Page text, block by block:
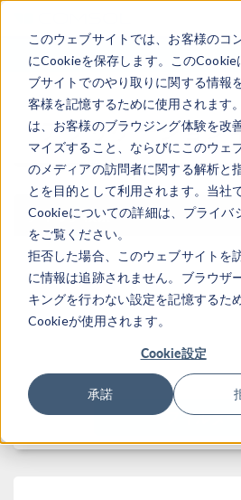
このウェブサイトでは、お客様のコ
にCookieを保存します。このCookie
ブサイトでのやり取りに関する情報
客様を記憶するために使用されます
は、お客様のブラウジング体験を改
マイズすること、ならびにこのウェ
のメディアの訪問者に関する解析と
とを目的として利用されます。当社
Cookieについての詳細は、プライバ
をご覧ください。
拒否した場合、このウェブサイトを
に情報は追跡されません。ブラウザ
キングを行わない設定を記憶するた
Cookieが使用されます。
Cookie設定
承諾
ログイン
アプリケーション
クイック検索
分野でフィルター
フィルター